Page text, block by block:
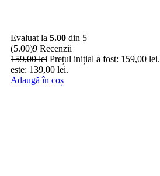
Evaluat la 5.00 din 5
(5.00)9 Recenzii
159,00lei Prețul inițial a fost: 159,00 lei.
este: 139,00 lei.
Adaugă în coș